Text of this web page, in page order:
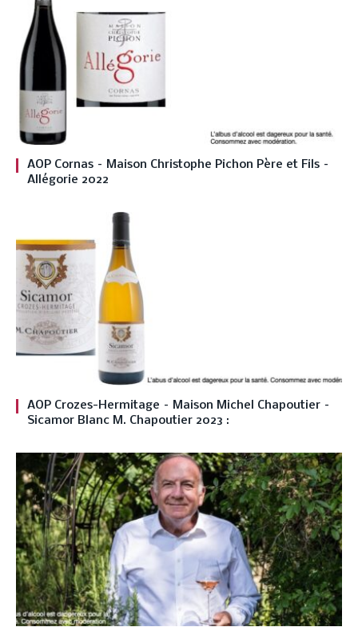
AOP Cornas – Maison Christophe Pichon Père et Fils –
Allégorie 2022
AOP Crozes-Hermitage – Maison Michel Chapoutier –
Sicamor Blanc M. Chapoutier 2023 :